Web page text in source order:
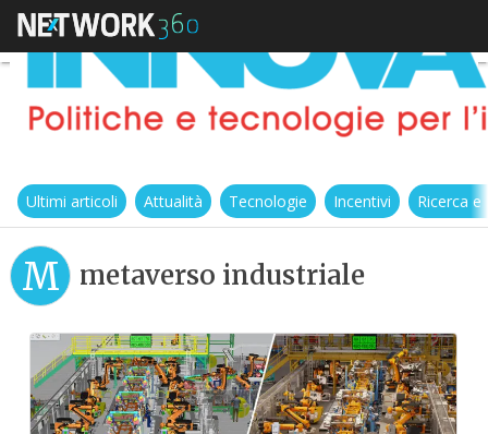
Ultimi articoli Attualità Tecnologie Incentivi Ricerca
M metaverso industriale